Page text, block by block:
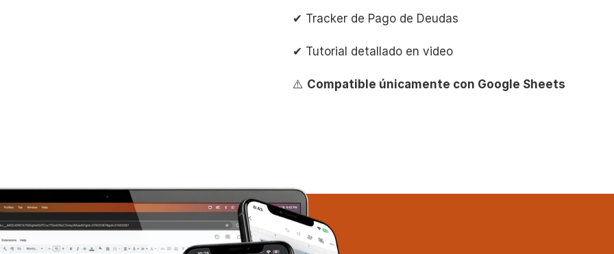
✔︎ Tracker de Pago de Deudas
✔︎ Tutorial detallado en video
⚠️ Compatible únicamente con Google Sheets